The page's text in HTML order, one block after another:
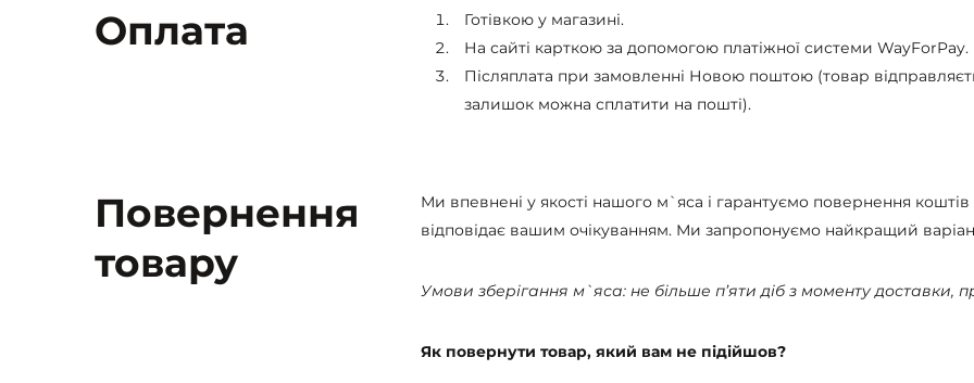
Оплата
Готівкою у магазині.
На сайті карткою за допомогою платіжної системи WayForPay.
Післяплата при замовленні Новою поштою (товар
залишок можна сплатити на пошті).
Повернення
товару
Ми впевнені у якості нашого м`яса і гарантуємо повернення
відповідає вашим очікуванням. Ми запропонуємо найкращий
Умови зберігання м`яса: не більше п’яти діб з моменту доставки,
Як повернути товар, який вам не підійшов?